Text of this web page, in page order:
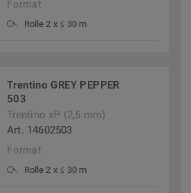
Format
Rolle 2 x ≤ 30 m
Trentino GREY PEPPER
503
Trentino xf² (2,5 mm)
Art. 14602503
Format
Rolle 2 x ≤ 30 m